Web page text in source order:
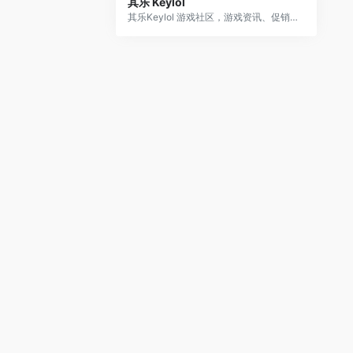
其乐Keylol 游戏社区，游戏资讯、促销折扣、福利放送、免费游戏、汉化补丁、吹水剁手、攻略评测等应有尽有，Steam/Origin/Epic/Uplay/XGP for PC 等正版玩家的大本营!